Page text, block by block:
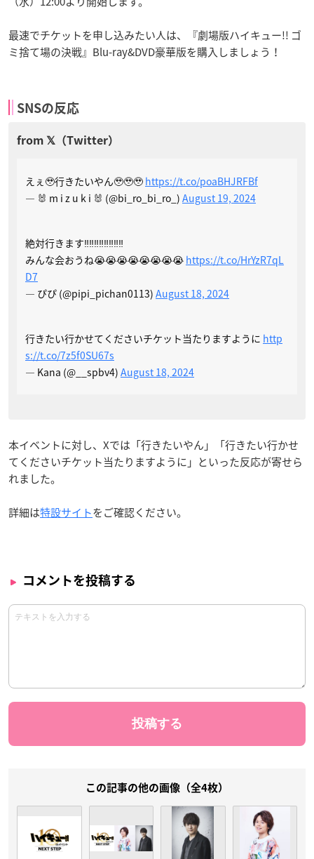
最速でチケットを申し込みたい人は、『劇場版ハイキュー!! ゴ
ミ捨て場の決戦』Blu-ray&DVD豪華版を購入しましょう！
SNSの反応
えぇ🥹行きたいやん🥹🥹🥹 https://t.co/poaBHJRFBf
— 🐰 m i z u k i 🐰 (@bi_ro_bi_ro_) August 19, 2024
絶対行きます‼️‼️‼️‼️‼️‼️‼️‼️
みんな会おうね😭😭😭😭😭😭😭😭 https://t.co/HrYzR7qL
D7
— ぴぴ (@pipi_pichan0113) August 18, 2024
行きたい行かせてくださいチケット当たりますように http
s://t.co/7z5f0SU67s
— Kana (@__spbv4) August 18, 2024
本イベントに対し、Xでは「行きたいやん」「行きたい行かせ
てくださいチケット当たりますように」といった反応が寄せら
れました。
詳細は特設サイトをご確認ください。
コメントを投稿する
この記事の他の画像（全4枚）